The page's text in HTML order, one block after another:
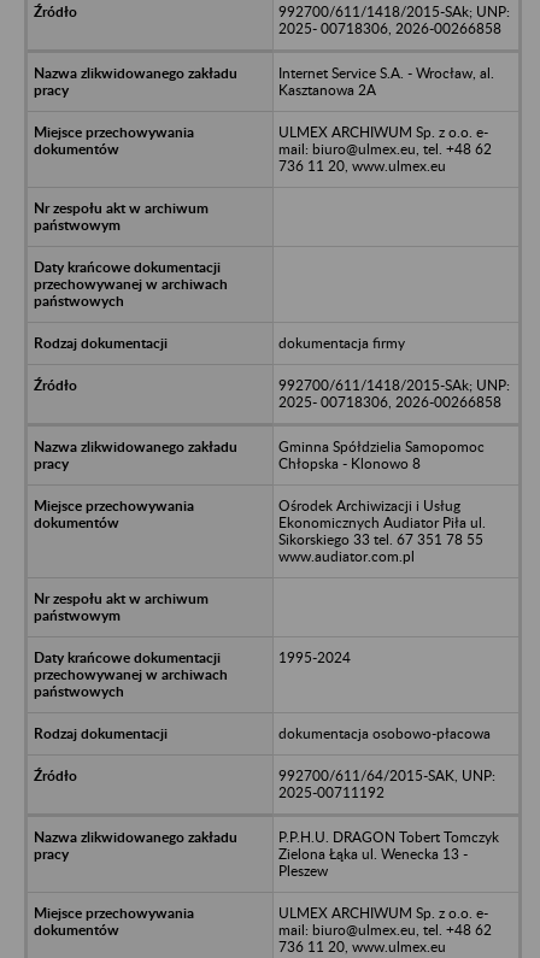
992700/611/1418/2015-SAk; UNP:
2025- 00718306, 2026-00266858
Internet Service S.A. - Wrocław, al.
Kasztanowa 2A
ULMEX ARCHIWUM Sp. z o.o. e-
mail: biuro@ulmex.eu, tel. +48 62
736 11 20, www.ulmex.eu
dokumentacja firmy
992700/611/1418/2015-SAk; UNP:
2025- 00718306, 2026-00266858
Gminna Spółdzielia Samopomoc
Chłopska - Klonowo 8
Ośrodek Archiwizacji i Usług
Ekonomicznych Audiator Piła ul.
Sikorskiego 33 tel. 67 351 78 55
www.audiator.com.pl
1995-2024
dokumentacja osobowo-płacowa
992700/611/64/2015-SAK, UNP:
2025-00711192
P.P.H.U. DRAGON Tobert Tomczyk
Zielona Łąka ul. Wenecka 13 -
Pleszew
ULMEX ARCHIWUM Sp. z o.o. e-
mail: biuro@ulmex.eu, tel. +48 62
736 11 20, www.ulmex.eu